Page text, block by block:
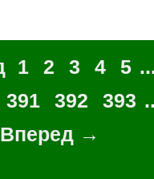
1 2 3 4 5
391 392 393
Вперед →